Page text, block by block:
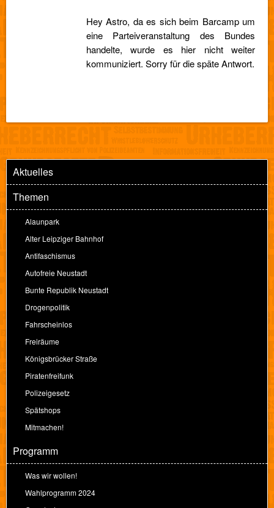
Hey Astro, da es sich beim Barcamp um
eine Parteiveranstaltung des Bundes
handelte, wurde es hier nicht weiter
kommuniziert. Sorry für die späte Antwort.
Aktuelles
Themen
Alaunpark
Alter Leipziger Bahnhof
Antifaschismus
Autofreie Neustadt
Bunte Republik Neustadt
Drogenpolitik
Fahrscheinlos
Freiräume
Königsbrücker Straße
Piratenfreifunk
Polizeigesetz
Spätshops
Mitmachen!
Programm
Was wir wollen!
Wahlprogramm 2024